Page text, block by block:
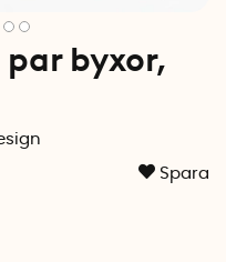
byxor,
Spara